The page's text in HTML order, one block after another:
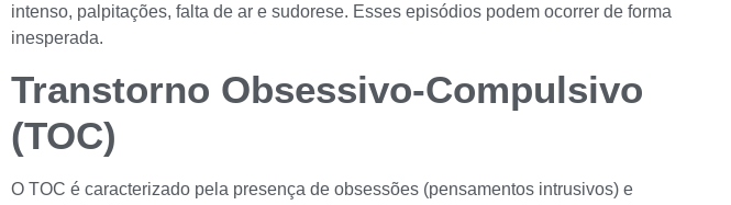
intenso, palpitações, falta de ar e sudorese. Esses episódios podem ocorrer de forma
inesperada.
Transtorno Obsessivo-Compulsivo
(TOC)
O TOC é caracterizado pela presença de obsessões (pensamentos intrusivos) e